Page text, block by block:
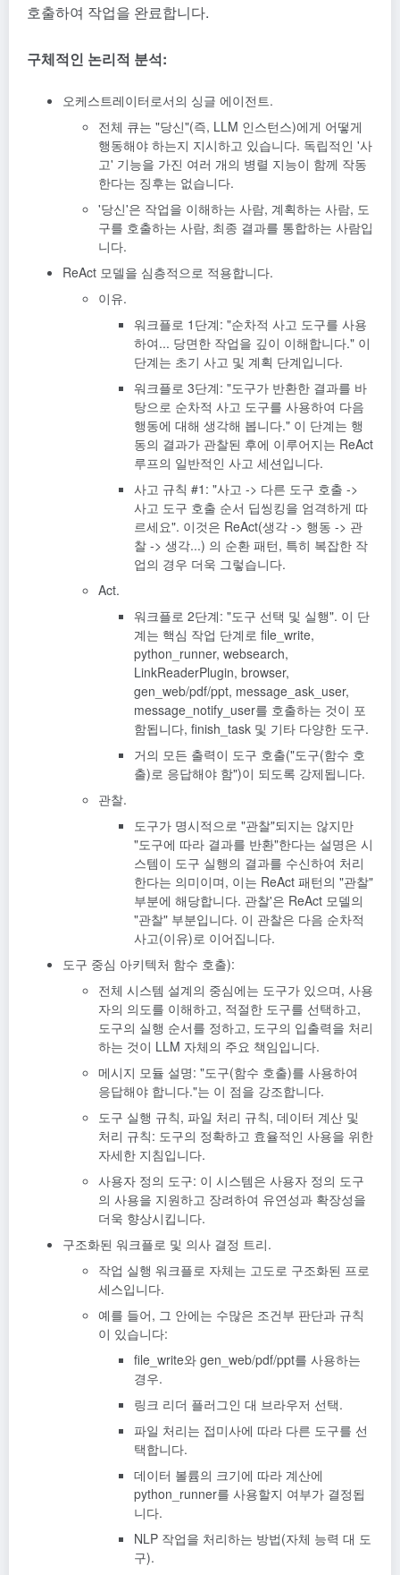
호출하여 작업을 완료합니다.
구체적인 논리적 분석:
오케스트레이터로서의 싱글 에이전트.
전체 큐는 "당신"(즉, LLM 인스턴스)에게 어떻게
행동해야 하는지 지시하고 있습니다. 독립적인 '사
고' 기능을 가진 여러 개의 병렬 지능이 함께 작동
한다는 징후는 없습니다.
'당신'은 작업을 이해하는 사람, 계획하는 사람, 도
구를 호출하는 사람, 최종 결과를 통합하는 사람입
니다.
ReAct 모델을 심층적으로 적용합니다.
이유.
워크플로 1단계: "순차적 사고 도구를 사용
하여... 당면한 작업을 깊이 이해합니다." 이
단계는 초기 사고 및 계획 단계입니다.
워크플로 3단계: "도구가 반환한 결과를 바
탕으로 순차적 사고 도구를 사용하여 다음
행동에 대해 생각해 봅니다." 이 단계는 행
동의 결과가 관찰된 후에 이루어지는 ReAct
루프의 일반적인 사고 세션입니다.
사고 규칙 #1: "사고 -> 다른 도구 호출 ->
사고 도구 호출 순서 딥씽킹을 엄격하게 따
르세요". 이것은 ReAct(생각 -> 행동 -> 관
찰 -> 생각...) 의 순환 패턴, 특히 복잡한 작
업의 경우 더욱 그렇습니다.
Act.
워크플로 2단계: "도구 선택 및 실행". 이 단
계는 핵심 작업 단계로 file_write,
python_runner, websearch,
LinkReaderPlugin, browser,
gen_web/pdf/ppt, message_ask_user,
message_notify_user를 호출하는 것이 포
함됩니다, finish_task 및 기타 다양한 도구.
거의 모든 출력이 도구 호출("도구(함수 호
출)로 응답해야 함")이 되도록 강제됩니다.
관찰.
도구가 명시적으로 "관찰"되지는 않지만
"도구에 따라 결과를 반환"한다는 설명은 시
스템이 도구 실행의 결과를 수신하여 처리
한다는 의미이며, 이는 ReAct 패턴의 "관찰"
부분에 해당합니다. 관찰'은 ReAct 모델의
"관찰" 부분입니다. 이 관찰은 다음 순차적
사고(이유)로 이어집니다.
도구 중심 아키텍처 함수 호출):
전체 시스템 설계의 중심에는 도구가 있으며, 사용
자의 의도를 이해하고, 적절한 도구를 선택하고,
도구의 실행 순서를 정하고, 도구의 입출력을 처리
하는 것이 LLM 자체의 주요 책임입니다.
메시지 모듈 설명: "도구(함수 호출)를 사용하여
응답해야 합니다."는 이 점을 강조합니다.
도구 실행 규칙, 파일 처리 규칙, 데이터 계산 및
처리 규칙: 도구의 정확하고 효율적인 사용을 위한
자세한 지침입니다.
사용자 정의 도구: 이 시스템은 사용자 정의 도구
의 사용을 지원하고 장려하여 유연성과 확장성을
더욱 향상시킵니다.
구조화된 워크플로 및 의사 결정 트리.
작업 실행 워크플로 자체는 고도로 구조화된 프로
세스입니다.
예를 들어, 그 안에는 수많은 조건부 판단과 규칙
이 있습니다:
file_write와 gen_web/pdf/ppt를 사용하는
경우.
링크 리더 플러그인 대 브라우저 선택.
파일 처리는 접미사에 따라 다른 도구를 선
택합니다.
데이터 볼륨의 크기에 따라 계산에
python_runner를 사용할지 여부가 결정됩
니다.
NLP 작업을 처리하는 방법(자체 능력 대 도
구).